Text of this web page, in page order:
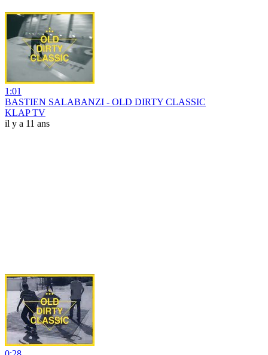
1:01
BASTIEN SALABANZI - OLD DIRTY CLASSIC
KLAP TV
il y a 11 ans